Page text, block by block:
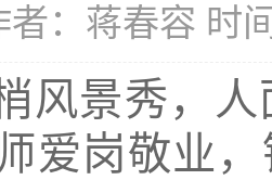
者：蒋春容 时
风景秀，
爱岗敬业